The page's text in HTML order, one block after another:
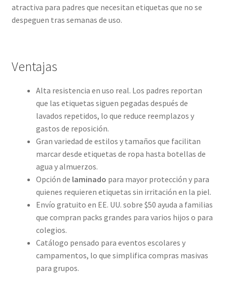
atractiva para padres que necesitan etiquetas que no se
despeguen tras semanas de uso.
Ventajas
Alta resistencia en uso real. Los padres reportan
que las etiquetas siguen pegadas después de
lavados repetidos, lo que reduce reemplazos y
gastos de reposición.
Gran variedad de estilos y tamaños que facilitan
marcar desde etiquetas de ropa hasta botellas de
agua y almuerzos.
Opción de laminado para mayor protección y para
quienes requieren etiquetas sin irritación en la piel.
Envío gratuito en EE. UU. sobre $50 ayuda a familias
que compran packs grandes para varios hijos o para
colegios.
Catálogo pensado para eventos escolares y
campamentos, lo que simplifica compras masivas
para grupos.